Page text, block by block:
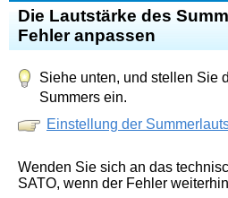
Die Lautstärke des
Fehler anpassen
Siehe unten, und stellen Sie
Summers ein.
Einstellung der
Wenden Sie sich an das
SATO, wenn der Fehler